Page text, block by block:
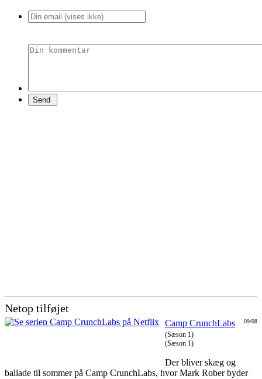
Netop tilføjet
09/08
Camp CrunchLabs
(Sæson 1)
(Sæson 1)
Der bliver skæg og
ballade til sommer på Camp CrunchLabs, hvor Mark Rober byder